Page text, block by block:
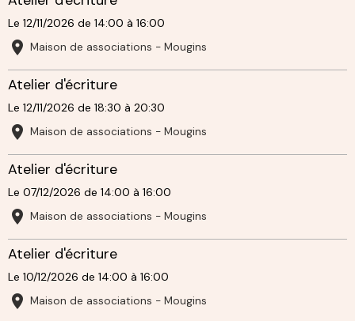
Le 12/11/2026 de 14:00 à 16:00
Maison de associations - Mougins
Atelier d'écriture
Le 12/11/2026 de 18:30 à 20:30
Maison de associations - Mougins
Atelier d'écriture
Le 07/12/2026 de 14:00 à 16:00
Maison de associations - Mougins
Atelier d'écriture
Le 10/12/2026 de 14:00 à 16:00
Maison de associations - Mougins